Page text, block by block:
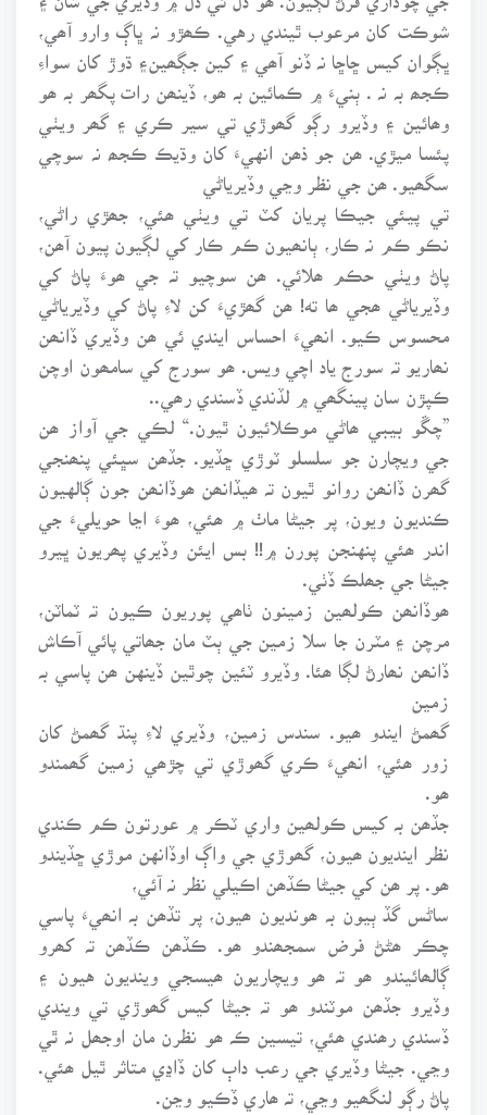
شوڪت کان مرعوب ٿيندي رهي. ڪھڙو نہ ڀاڳ وارو آھي،
ڀڳوان کيس ڇاڇا نہ ڏنو آھي ۽ کين جڳھين۽ ڌوڙ کان سواءِ
ڪجھ بہ نہ . ٻنيءَ ۾ ڪمائين بہ ھو، ڏينھن رات پگھر بہ ھو
وھائين ۽ وڏيرو رڳو گھوڙي تي سير ڪري ۽ گھر ويٺي
پئسا ميڙي. ھن جو ذھن انهيءَ کان وڌيڪ ڪجھ نہ سوچي
سگھيو. ھن جي نظر وڃي وڏيرياڻي
تي پيئي جيڪا پريان کٽ تي ويٺي ھئي، جھڙي راڻي،
نڪو ڪم نہ ڪار، ٻانھيون ڪم ڪار کي لڳيون پيون آھن،
پاڻ ويٺي حڪم ھلائي. ھن سوچيو تہ جي ھوءَ پاڻ کي
وڏيرياڻي ھجي ھا ته! ھن گھڙيءَ کن لاءِ پاڻ کي وڏيرياڻي
محسوس ڪيو. انھيءَ احساس ايندي ئي ھن وڏيري ڏانھن
نھاريو تہ سورج ياد اچي ويس. ھو سورج کي سامھون اوچن
ڪپڙن سان پينگھي ۾ لڏندي ڏسندي رھي..
”چڱو بيبي ھاڻي موڪلائيون ٿيون.“ لڪي جي آواز ھن
جي ويچارن جو سلسلو ٽوڙي ڇڏيو. جڏھن سڀئي پنھنجي
گھرن ڏانھن روانو ٿيون تہ ھيڏانھن ھوڏانھن جون ڳالهيون
ڪنديون ويون، پر جيڻا ماٺ ۾ ھئي، ھوءَ اڃا حويليءَ جي
اندر ھئي پنهنجن پورن ۾!! بس ايئن وڏيري پھريون ڀيرو
جيڻا جي جھلڪ ڏٺي.
ھوڏانھن ڪولھين زمينون ٺاھي پوريون ڪيون تہ ٽماٽن،
مرچن ۽ مٽرن جا سلا زمين جي ٻٽ مان جھاتي پائي آڪاش
ڏانھن نھارڻ لڳا ھئا. وڏيرو ٽئين چوٿين ڏينهن ھن پاسي بہ
گھمڻ ايندو ھيو. سندس زمين، وڏيري لاءِ پنڌ گھمڻ کان
زور ھئي، انھيءَ ڪري گھوڙي تي چڙھي زمين گھمندو
جڏھن بہ کيس ڪولھين واري ٽڪر ۾ عورتون ڪم ڪندي
نظر اينديون ھيون، گھوڙي جي واڳ اوڏانهن موڙي ڇڏيندو
ھو. پر ھن کي جيڻا ڪڏھن اڪيلي نظر نہ آئي،
ساڻس گڏ ٻيون بہ ھونديون ھيون، پر تڏھن بہ انھيءَ پاسي
چڪر ھڻڻ فرض سمجھندو ھو. ڪڏھن ڪڏھن تہ کھرو
ڳالھائيندو ھو تہ ھو ويچاريون ھيسجي وينديون هيون ۽
وڏيرو جڏھن موٽندو ھو تہ جيڻا کيس گھوڙي تي ويندي
ڏسندي رھندي ھئي، تيسين ڪہ ھو نظرن مان اوجھل نہ ٿي
وڃي. جيڻا وڏيري جي رعب داٻ کان ڏاڍي متاثر ٿيل ھئي.
پاڻ رڳو لنگھيو وڃي، تہ ھاري ڏڪيو وڃن.